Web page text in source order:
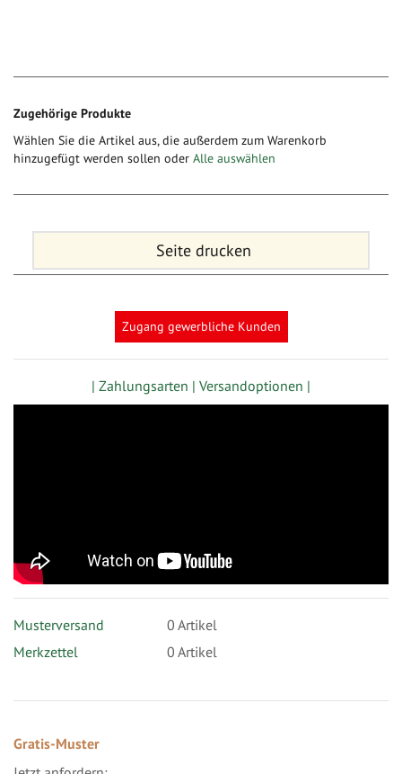
Zugehörige Produkte
Wählen Sie die Artikel aus, die außerdem zum Warenkorb
hinzugefügt werden sollen oder Alle auswählen
Seite drucken
Zugang gewerbliche Kunden
| Zahlungsarten | Versandoptionen |
Musterversand 0 Artikel
Merkzettel
0 Artikel
Gratis-Muster